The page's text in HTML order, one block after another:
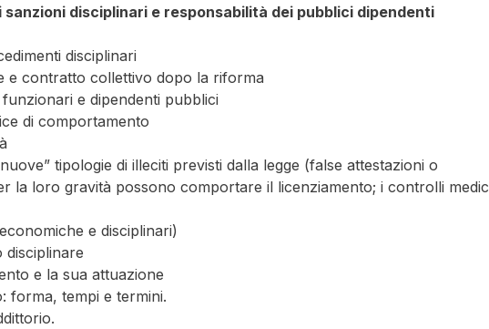
disciplinari e responsabilità dei pubblici dipendenti
disciplinari
e contratto collettivo dopo la riforma
e dipendenti pubblici
di comportamento
tipologie di illeciti previsti dalla legge (false attestazioni o
la loro gravità possono comportare il licenziamento; i controlli
e disciplinari)
disciplinare
e la sua attuazione
forma, tempi e termini.